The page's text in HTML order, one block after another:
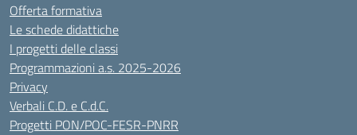
Offerta formativa
Le schede didattiche
I progetti delle classi
Programmazioni a.s. 2025-2026
Privacy
Verbali C.D. e C.d.C.
Progetti PON/POC-FESR-PNRR